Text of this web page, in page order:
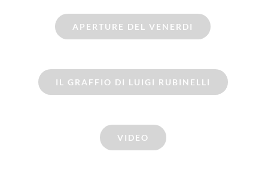
APERTURE DEL VENERDI
IL GRAFFIO DI LUIGI RUBINELLI
VIDEO